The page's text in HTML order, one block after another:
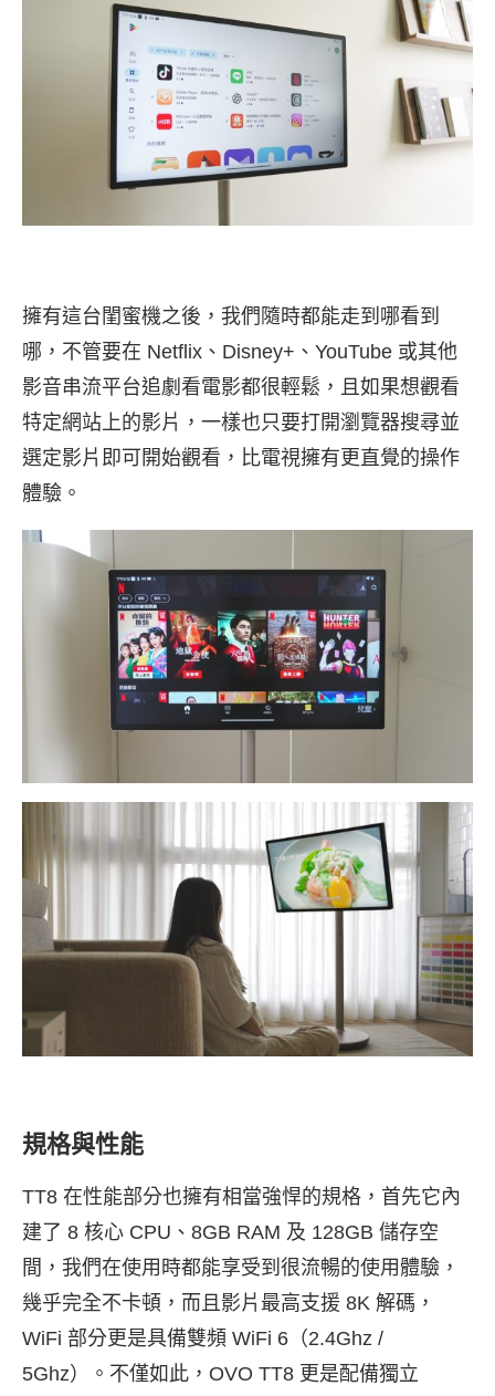
擁有這台閨蜜機之後，我們隨時都能走到哪看到
哪，不管要在 Netflix、Disney+、YouTube 或其他
影音串流平台追劇看電影都很輕鬆，且如果想觀看
特定網站上的影片，一樣也只要打開瀏覽器搜尋並
選定影片即可開始觀看，比電視擁有更直覺的操作
體驗。
規格與性能
TT8 在性能部分也擁有相當強悍的規格，首先它內
建了 8 核心 CPU、8GB RAM 及 128GB 儲存空
間，我們在使用時都能享受到很流暢的使用體驗，
幾乎完全不卡頓，而且影片最高支援 8K 解碼，
WiFi 部分更是具備雙頻 WiFi 6（2.4Ghz /
5Ghz）。不僅如此，OVO TT8 更是配備獨立